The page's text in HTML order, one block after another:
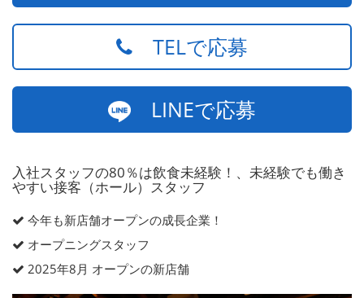
TELで応募
LINEで応募
入社スタッフの80％は飲食未経験！、未経験でも働き
やすい接客（ホール）スタッフ
今年も新店舗オープンの成長企業！
オープニングスタッフ
2025年8月 オープンの新店舗